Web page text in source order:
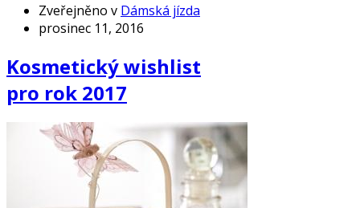
Zveřejněno v Dámská jízda
prosinec 11, 2016
Kosmetický wishlist
pro rok 2017